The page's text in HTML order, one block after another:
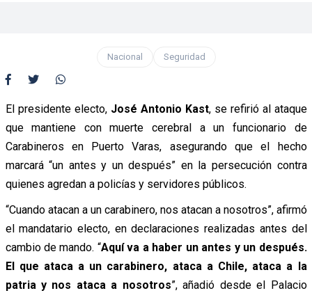
Nacional Seguridad
El presidente electo, José Antonio Kast, se refirió al ataque
que mantiene con muerte cerebral a un funcionario de
Carabineros en Puerto Varas, asegurando que el hecho
marcará “un antes y un después” en la persecución contra
quienes agredan a policías y servidores públicos.
“Cuando atacan a un carabinero, nos atacan a nosotros”, afirmó
el mandatario electo, en declaraciones realizadas antes del
cambio de mando. “Aquí va a haber un antes y un después.
El que ataca a un carabinero, ataca a Chile, ataca a la
patria y nos ataca a nosotros”, añadió desde el Palacio